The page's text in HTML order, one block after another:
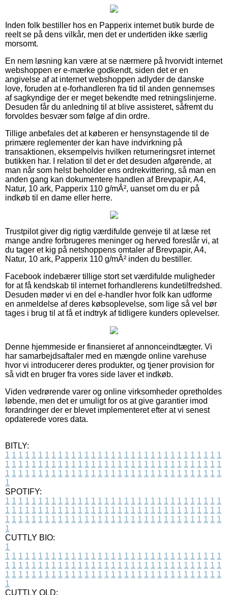
Inden folk bestiller hos en Papperix internet butik burde de
reelt se på dens vilkår, men det er undertiden ikke særlig
morsomt.
En nem løsning kan være at se nærmere på hvorvidt internet
webshoppen er e-mærke godkendt, siden det er en
angivelse af at internet webshoppen adlyder de danske
love, foruden at e-forhandleren fra tid til anden gennemses
af sagkyndige der er meget bekendte med retningslinjerne.
Desuden får du anledning til at blive assisteret, såfremt du
forvoldes besvær som følge af din ordre.
Tillige anbefales det at køberen er hensynstagende til de
primære reglementer der kan have indvirkning på
transaktionen, eksempelvis hvilken returneringsret internet
butikken har. I relation til det er det desuden afgørende, at
man når som helst beholder ens ordrekvittering, så man en
anden gang kan dokumentere handlen af Brevpapir, A4,
Natur, 10 ark, Papperix 110 g/mÂ², uanset om du er på
indkøb til en dame eller herre.
Trustpilot giver dig rigtig værdifulde genveje til at læse ret
mange andre forbrugeres meninger og herved foreslår vi, at
du tager et kig på netshoppens omtaler af Brevpapir, A4,
Natur, 10 ark, Papperix 110 g/mÂ² inden du bestiller.
Facebook indebærer tillige stort set værdifulde muligheder
for at få kendskab til internet forhandlerens kundetilfredshed.
Desuden møder vi en del e-handler hvor folk kan udforme
en anmeldelse af deres købsoplevelse, som lige så vel bør
tages i brug til at få et indtryk af tidligere kunders oplevelser.
Denne hjemmeside er finansieret af annonceindtægter. Vi
har samarbejdsaftaler med en mængde online varehuse
hvor vi introducerer deres produkter, og tjener provision for
så vidt en bruger fra vores side laver et indkøb.
Viden vedrørende varer og online virksomheder opretholdes
løbende, men det er umuligt for os at give garantier imod
forandringer der er blevet implementeret efter at vi senest
opdaterede vores data.
BITLY:
1 1 1 1 1 1 1 1 1 1 1 1 1 1 1 1 1 1 1 1 1 1 1 1 1 1 1 1 1 1 1 1 1
1 1 1 1 1 1 1 1 1 1 1 1 1 1 1 1 1 1 1 1 1 1 1 1 1 1 1 1 1 1 1 1 1
1 1 1 1 1 1 1 1 1 1 1 1 1 1 1 1 1 1 1 1 1 1 1 1 1 1 1 1 1 1 1 1 1
1
SPOTIFY:
1 1 1 1 1 1 1 1 1 1 1 1 1 1 1 1 1 1 1 1 1 1 1 1 1 1 1 1 1 1 1 1 1
1 1 1 1 1 1 1 1 1 1 1 1 1 1 1 1 1 1 1 1 1 1 1 1 1 1 1 1 1 1 1 1 1
1 1 1 1 1 1 1 1 1 1 1 1 1 1 1 1 1 1 1 1 1 1 1 1 1 1 1 1 1 1 1 1 1
1
CUTTLY BIO:
1
1 1 1 1 1 1 1 1 1 1 1 1 1 1 1 1 1 1 1 1 1 1 1 1 1 1 1 1 1 1 1 1 1
1 1 1 1 1 1 1 1 1 1 1 1 1 1 1 1 1 1 1 1 1 1 1 1 1 1 1 1 1 1 1 1 1
1 1 1 1 1 1 1 1 1 1 1 1 1 1 1 1 1 1 1 1 1 1 1 1 1 1 1 1 1 1 1 1 1
1
CUTTLY OLD: